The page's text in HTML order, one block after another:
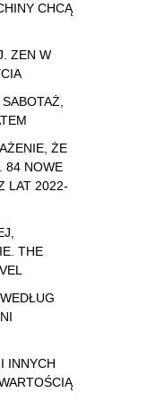
CHCĄ
ZEN W
ŻE
84 NOWE
LAT 2022-
THE
INNYCH